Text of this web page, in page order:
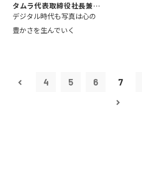
タムラ代表取締役社長兼Ｃ
ＯＯ 武川 ...
デジタル時代も写真は心の
豊かさを生んでいく
4 5 6 7